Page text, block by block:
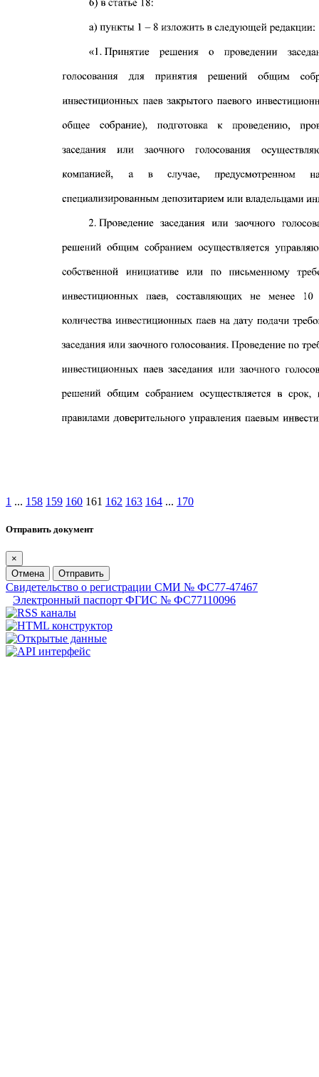
1 ... 158 159 160 161 162 163 164 ... 170
Отправить документ
×
Отмена
Отправить
Свидетельство о регистрации СМИ № ФС77-47467
Электронный паспорт ФГИС № ФС77110096